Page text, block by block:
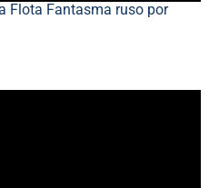
Flota Fantasma ruso por